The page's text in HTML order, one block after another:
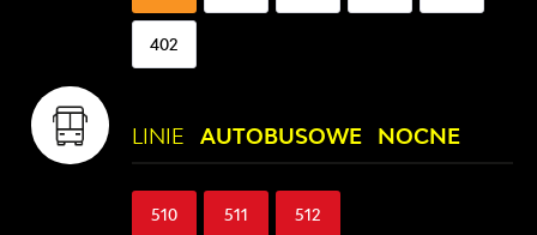
402
LINIEAUTOBUSOWE NOCNE
510 511 512